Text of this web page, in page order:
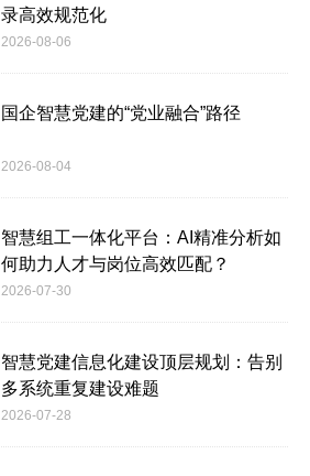
录高效规范化
2026-08-06
国企智慧党建的“党业融合”路径
2026-08-04
智慧组工一体化平台：AI精准分析如
何助力人才与岗位高效匹配？
2026-07-30
智慧党建信息化建设顶层规划：告别
多系统重复建设难题
2026-07-28